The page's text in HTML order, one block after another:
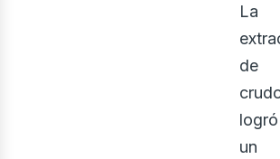
La
de
logró
un